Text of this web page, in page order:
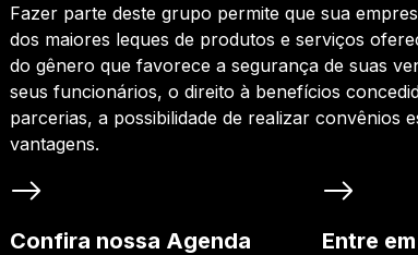
Fazer parte deste grupo permite que sua
dos maiores leques de produtos e serviços
do gênero que favorece a segurança de suas
seus funcionários, o direito à benefícios
parcerias, a possibilidade de realizar convênios
vantagens.
Confira nossa Agenda Entre